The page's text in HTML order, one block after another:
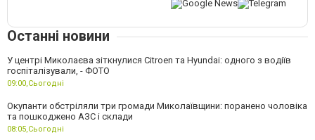
Останні новини
У центрі Миколаєва зіткнулися Citroen та Hyundai: одного з водіїв
госпіталізували, - ФОТО
09:00, Сьогодні
Окупанти обстріляли три громади Миколаївщини: поранено чоловіка
та пошкоджено АЗС і склади
08:05, Сьогодні